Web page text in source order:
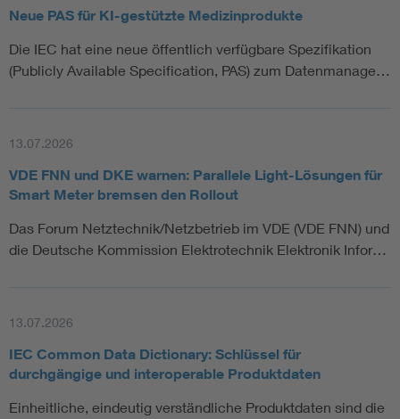
Neue PAS für KI-gestützte Medizinprodukte
Die IEC hat eine neue öffentlich verfügbare Spezifikation
(Publicly Available Specification, PAS) zum Datenmanage…
13.07.2026
VDE FNN und DKE warnen: Parallele Light-Lösungen für
Smart Meter bremsen den Rollout
Das Forum Netztechnik/Netzbetrieb im VDE (VDE FNN) und
die Deutsche Kommission Elektrotechnik Elektronik Infor…
13.07.2026
IEC Common Data Dictionary: Schlüssel für
durchgängige und interoperable Produktdaten
Einheitliche, eindeutig verständliche Produktdaten sind die